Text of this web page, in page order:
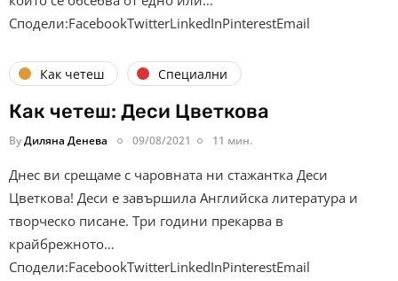
Сподели:FacebookTwitterLinkedInPinterestEmail
Как четеш Специални
Как четеш: Деси Цветкова
ByДиляна Денева 09/08/2021 11 мин.
Днес ви срещаме с чаровната ни стажантка Деси
Цветкова! Деси е завършила Английска литература и
творческо писане. Три години прекарва в
крайбрежното…
Сподели:FacebookTwitterLinkedInPinterestEmail